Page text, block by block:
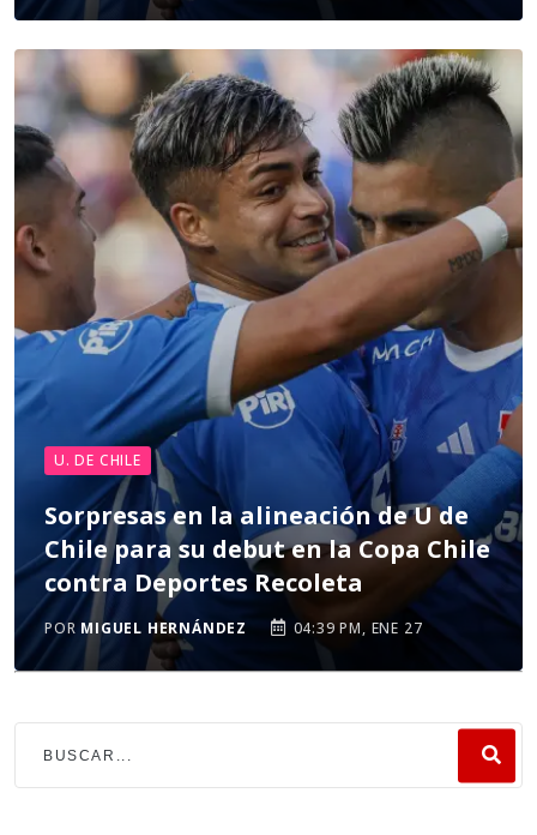
U. DE CHILE
Sorpresas en la alineación de U de
Chile para su debut en la Copa Chile
contra Deportes Recoleta
POR MIGUEL HERNÁNDEZ 04:39 PM, ENE 27